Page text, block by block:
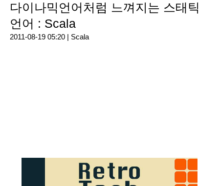
다이나믹언어처럼 느껴지는 스태틱
언어 : Scala
2011-08-19 05:20 | Scala